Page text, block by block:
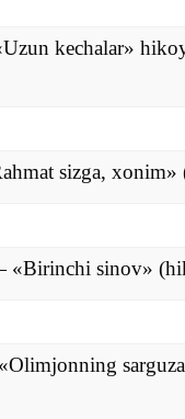
kechalar»
sizga, xonim»
«Birinchi sinov»